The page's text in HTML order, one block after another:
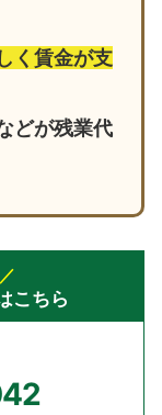
く賃金が支
どが残業代
こちら